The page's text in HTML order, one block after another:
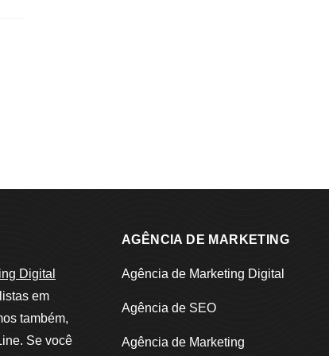
Digital
em
também,
Se você
AGÊNCIA DE MARKETING
Agência de Marketing Digital
Agência de SEO
Agência de Marketing